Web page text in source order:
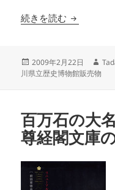
続きを読む 利家とま
投
稿
2009年2月22日
作
川県立歴史博物館販売物
百万石の大
尊経閣文庫